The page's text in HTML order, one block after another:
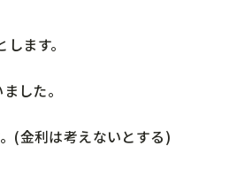
ます。
した。
(金利は考えないとする)